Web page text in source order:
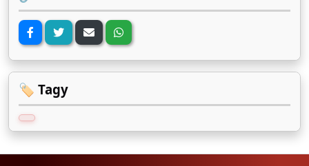
🏷️ Tagy